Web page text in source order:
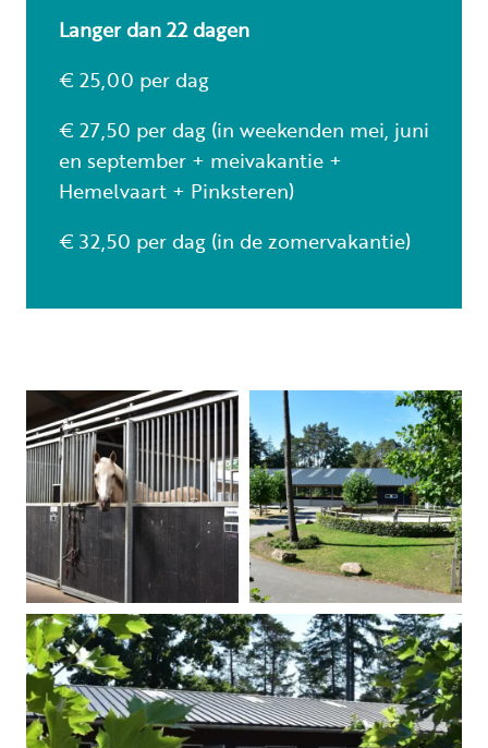
Langer dan 22 dagen
€ 25,00 per dag
€ 27,50 per dag (in weekenden mei, juni
en september + meivakantie +
Hemelvaart + Pinksteren)
€ 32,50 per dag (in de zomervakantie)